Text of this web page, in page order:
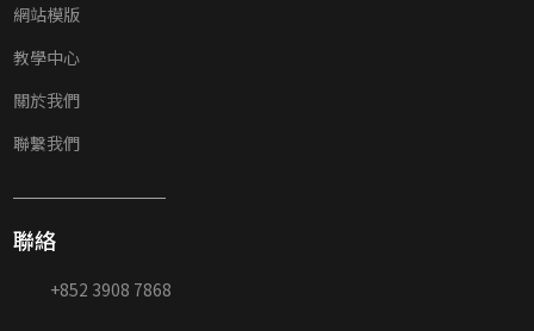
網站模版
教學中心
關於我們
聯繫我們
聯絡
+852 3908 7868